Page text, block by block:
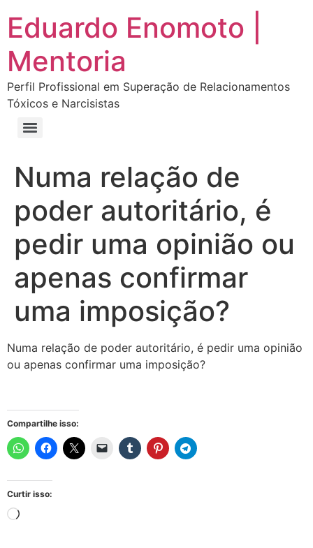
Eduardo Enomoto |
Mentoria
Perfil Profissional em Superação de Relacionamentos
Tóxicos e Narcisistas
Numa relação de
poder autoritário, é
pedir uma opinião ou
apenas confirmar
uma imposição?
Numa relação de poder autoritário, é pedir uma opinião
ou apenas confirmar uma imposição?
Compartilhe isso:
Curtir isso: